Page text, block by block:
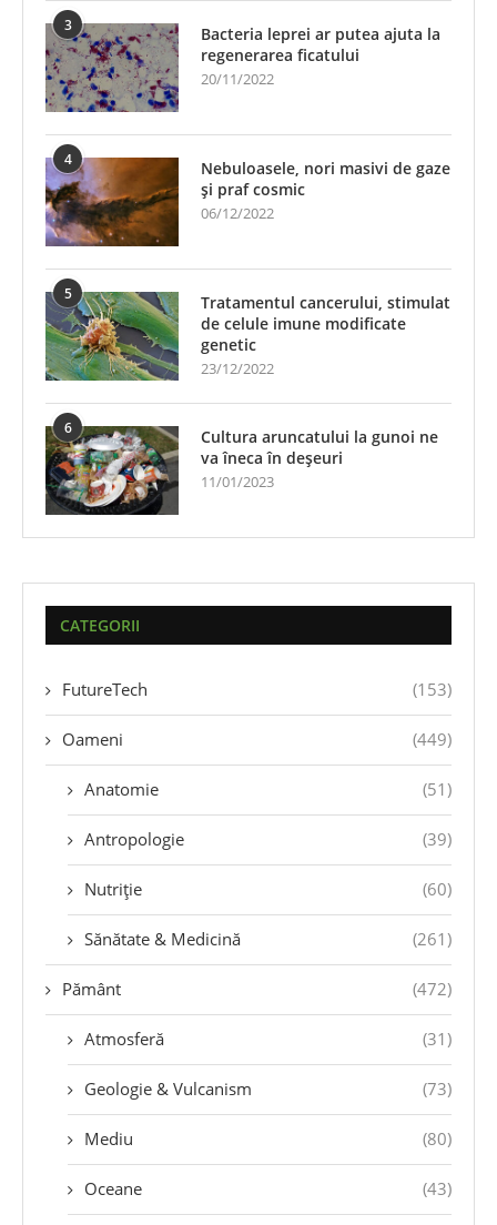
3
Bacteria leprei ar putea ajuta la
regenerarea ficatului
20/11/2022
4
Nebuloasele, nori masivi de gaze
și praf cosmic
06/12/2022
5
Tratamentul cancerului, stimulat
de celule imune modificate
genetic
23/12/2022
6
Cultura aruncatului la gunoi ne
va îneca în deșeuri
11/01/2023
CATEGORII
FutureTech (153)
Oameni (449)
Anatomie (51)
Antropologie (39)
Nutriție (60)
Sănătate & Medicină (261)
Pământ (472)
Atmosferă (31)
Geologie & Vulcanism (73)
Mediu (80)
Oceane (43)